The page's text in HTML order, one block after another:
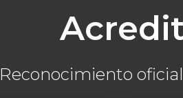
Reconocimiento